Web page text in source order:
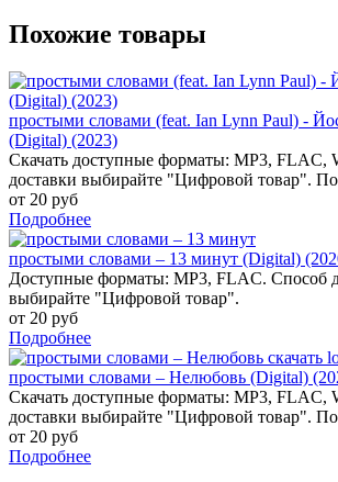
Похожие товары
простыми словами (feat. Ian Lynn Paul) -
(Digital) (2023)
Скачать доступные форматы: MP3, FLAC,
доставки выбирайте "Цифровой товар".
от 20 руб
Подробнее
простыми словами – 13 минут (Digital)
Доступные форматы: MP3, FLAC. Способ
выбирайте "Цифровой товар".
от 20 руб
Подробнее
простыми словами – Нелюбовь (Digital)
Скачать доступные форматы: MP3, FLAC,
доставки выбирайте "Цифровой товар".
от 20 руб
Подробнее